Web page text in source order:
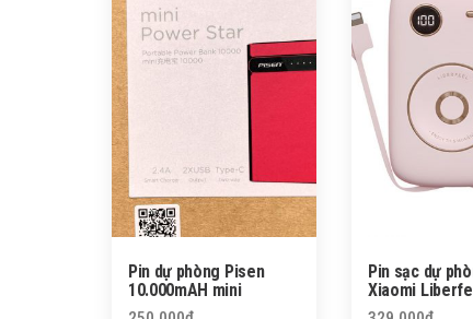
Pin dự phòng Pisen
10.000mAH mini
Pin sạc dự
Xiaomi